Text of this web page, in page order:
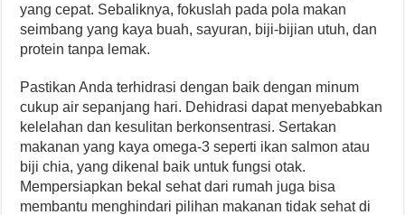
yang cepat. Sebaliknya, fokuslah pada pola makan
seimbang yang kaya buah, sayuran, biji-bijian utuh, dan
protein tanpa lemak.
Pastikan Anda terhidrasi dengan baik dengan minum
cukup air sepanjang hari. Dehidrasi dapat menyebabkan
kelelahan dan kesulitan berkonsentrasi. Sertakan
makanan yang kaya omega-3 seperti ikan salmon atau
biji chia, yang dikenal baik untuk fungsi otak.
Mempersiapkan bekal sehat dari rumah juga bisa
membantu menghindari pilihan makanan tidak sehat di